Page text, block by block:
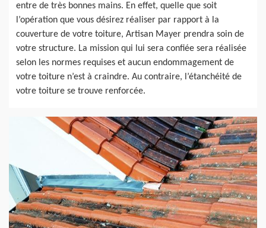
entre de très bonnes mains. En effet, quelle que soit
l’opération que vous désirez réaliser par rapport à la
couverture de votre toiture, Artisan Mayer prendra soin de
votre structure. La mission qui lui sera confiée sera réalisée
selon les normes requises et aucun endommagement de
votre toiture n’est à craindre. Au contraire, l’étanchéité de
votre toiture se trouve renforcée.